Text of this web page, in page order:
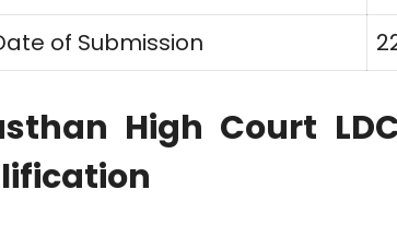
of Submission
High Court